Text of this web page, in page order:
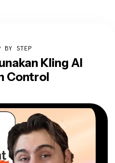
BY STEP
Kling AI
Control